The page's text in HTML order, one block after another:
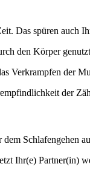
Das spüren auch
den Körper
Verkrampfen der
der
Schlafengehen
Ihr(e) Partner(in)